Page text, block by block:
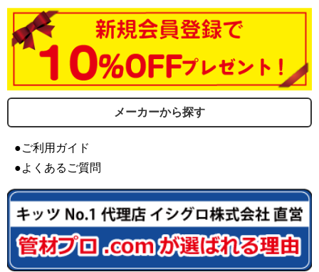
メーカーから探す
●ご利用ガイド
●よくあるご質問